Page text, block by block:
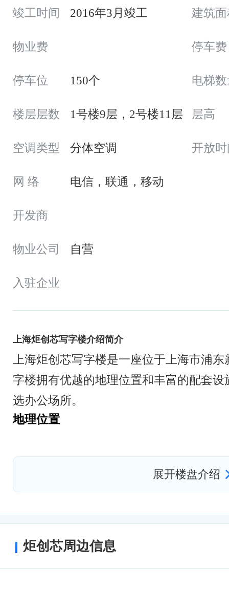
竣工时间 2016年3月竣工 建筑
物业费 停车费
停车位 150个 电梯
楼层层数 1号楼9层，2号楼11层 层高
空调类型 分体空调 开放
网 络 电信，联通，移动
开发商
物业公司 自营
入驻企业
上海炬创芯写字楼介绍简介
上海炬创芯写字楼是一座位于上海市浦
字楼拥有优越的地理位置和丰富的配套
选办公场所。
地理位置
通便利。周边有多条公交线路和地铁站
建筑特色
上海炬创芯写字楼是一座现代化的建筑
大量玻璃幕墙，充分利用自然光线，提
内部设施齐全，配备了现代化的办公设
展开楼盘介绍
炬创芯周边信息